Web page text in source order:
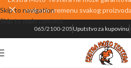
Skip to navigation
Skip to main content
realnom vremenu svakog
065/2100-205Uputstvo za kupovinu